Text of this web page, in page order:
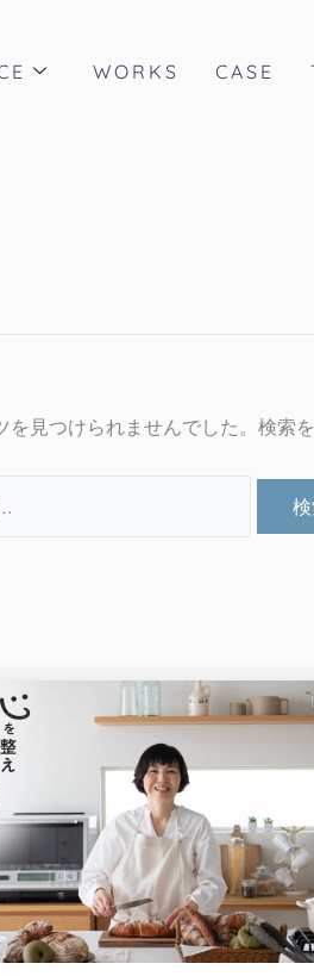
WORKS CASE
を見つけられませんでした。検索を